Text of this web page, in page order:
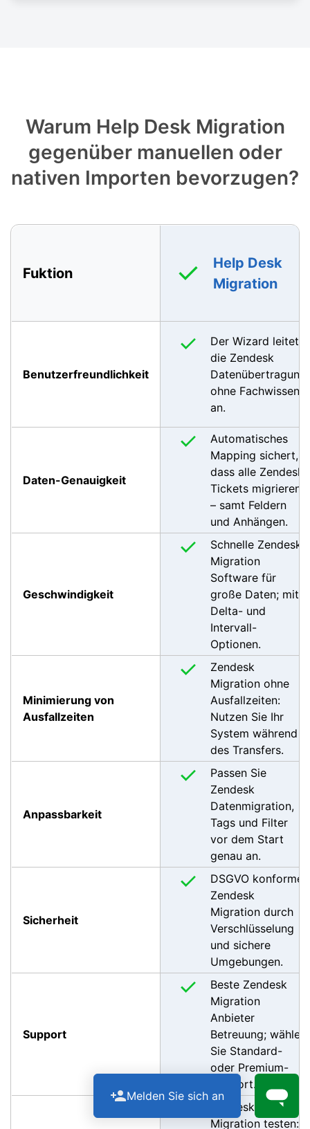
Warum Help Desk Migration
gegenüber manuellen oder
nativen Importen bevorzugen?
Fuktion
Help Desk
Migration
Benutzerfreundlichkeit
Der Wizard leitet
die Zendesk
Datenübertragung
ohne Fachwissen
an.
Daten-Genauigkeit
Automatisches
Mapping sichert,
dass alle Zendesk
Tickets migrieren
– samt Feldern
und Anhängen.
Geschwindigkeit
Schnelle Zendesk
Migration
Software für
große Daten; mit
Delta- und
Intervall-
Optionen.
Minimierung von
Ausfallzeiten
Zendesk
Migration ohne
Ausfallzeiten:
Nutzen Sie Ihr
System während
des Transfers.
Anpassbarkeit
Passen Sie
Zendesk
Datenmigration,
Tags und Filter
vor dem Start
genau an.
Sicherheit
DSGVO konforme
Zendesk
Migration durch
Verschlüsselung
und sichere
Umgebungen.
Support
Beste Zendesk
Migration
Anbieter
Betreuung; wählen
Sie Standard-
oder Premium-
Support.
Zendesk
Migration testen:
Melden Sie sich an